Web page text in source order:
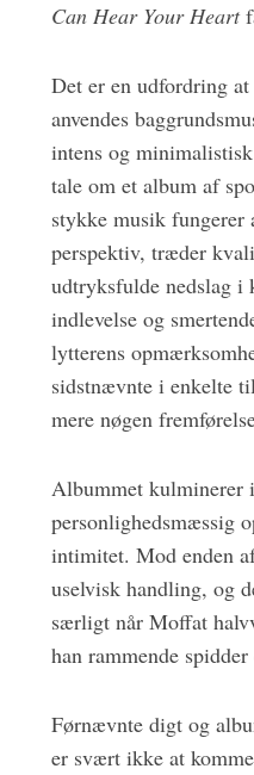
Can Hear Your Heart
Det er en udfordring
anvendes
intens og
tale om et album af
stykke musik
perspektiv, træder
udtryksfulde nedslag
indlevelse og
lytterens
sidstnævnte i enkelte
mere nøgen
Albummet kulminerer
personlighedsmæssig
intimitet. Mod enden
uselvisk handling, og
særligt når Moffat
han rammende
Førnævnte digt og
er svært ikke at